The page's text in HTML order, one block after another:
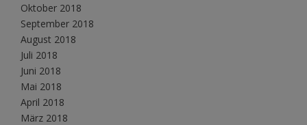
Oktober 2018
September 2018
August 2018
Juli 2018
Juni 2018
Mai 2018
April 2018
März 2018